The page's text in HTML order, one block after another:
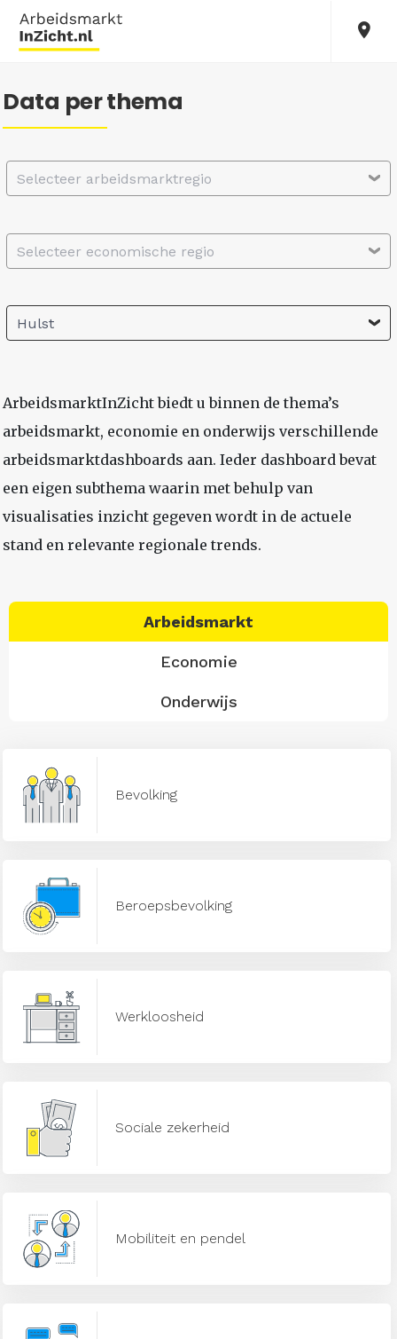
Data per thema
Selecteer arbeidsmarktregio
Selecteer economische regio
Hulst
ArbeidsmarktInZicht biedt u binnen de thema’s
arbeidsmarkt, economie en onderwijs verschillende
arbeidsmarktdashboards aan. Ieder dashboard bevat
een eigen subthema waarin met behulp van
visualisaties inzicht gegeven wordt in de actuele
stand en relevante regionale trends.
Arbeidsmarkt
Economie
Onderwijs
Bevolking
Beroepsbevolking
Werkloosheid
Sociale zekerheid
Mobiliteit en pendel